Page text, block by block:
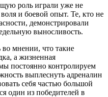
роль играли уже не
и боевой опыт. Те, кто не
демонстрировали
выносливость.
мнении, что такие
а жизненная
постоянно контролируем
выплеснуть адреналин
себя частью большой
один из победителей в